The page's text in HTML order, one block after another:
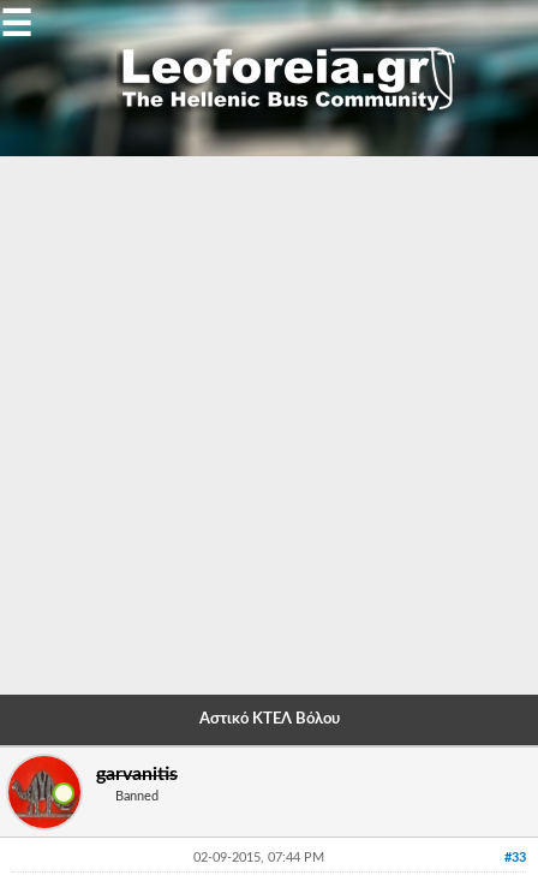
Gallery
-
-
-
-
☰
Αστικό ΚΤΕΛ Βόλου
garvanitis
Banned
#33
02-09-2015, 07:44 PM